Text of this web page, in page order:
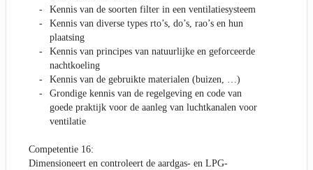
Kennis van de soorten filter in een ventilatiesysteem
Kennis van diverse types rto’s, do’s, rao’s en hun
plaatsing
Kennis van principes van natuurlijke en geforceerde
nachtkoeling
Kennis van de gebruikte materialen (buizen, …)
Grondige kennis van de regelgeving en code van
goede praktijk voor de aanleg van luchtkanalen voor
ventilatie
Competentie 16:
Dimensioneert en controleert de aardgas- en LPG-